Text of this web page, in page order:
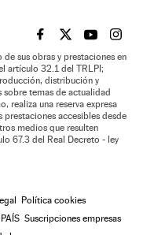
EL PAÍS BRASIL EN
EL PAÍSEL PAÍS
EL
sus obras y prestaciones en
artículo 32.1 del TRLPI;
distribución y
temas de actualidad
realiza una reserva expresa
prestaciones accesibles desde
medios que resulten
67.3 del Real Decreto - ley
Política cookies
Suscripciones empresas